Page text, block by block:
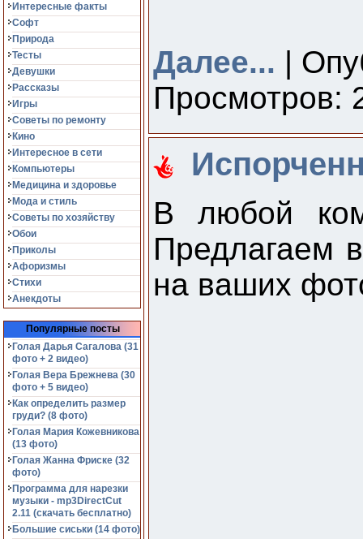
Интересные факты
Софт
Природа
Тесты
Девушки
Рассказы
Игры
Советы по ремонту
Кино
Интересное в сети
Компьютеры
Медицина и здоровье
Мода и стиль
Советы по хозяйству
Обои
Приколы
Афоризмы
Стихи
Анекдоты
Популярные посты
Голая Дарья Сагалова (31
фото + 2 видео)
Голая Вера Брежнева (30
фото + 5 видео)
Как определить размер
груди? (8 фото)
Голая Мария Кожевникова
(13 фото)
Голая Жанна Фриске (32
фото)
Программа для нарезки
музыки - mp3DirectCut
2.11 (cкачать бесплатно)
Большие сиськи (14 фото)
Далее... |
Просмотров:
В любой
Предлагаем
на ваших